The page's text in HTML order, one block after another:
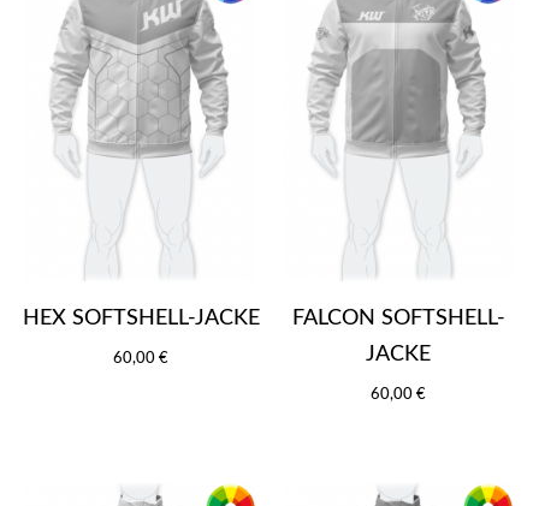
HEX SOFTSHELL-JACKE
60,00 €
FALCON SOFTSHELL-
JACKE
60,00 €